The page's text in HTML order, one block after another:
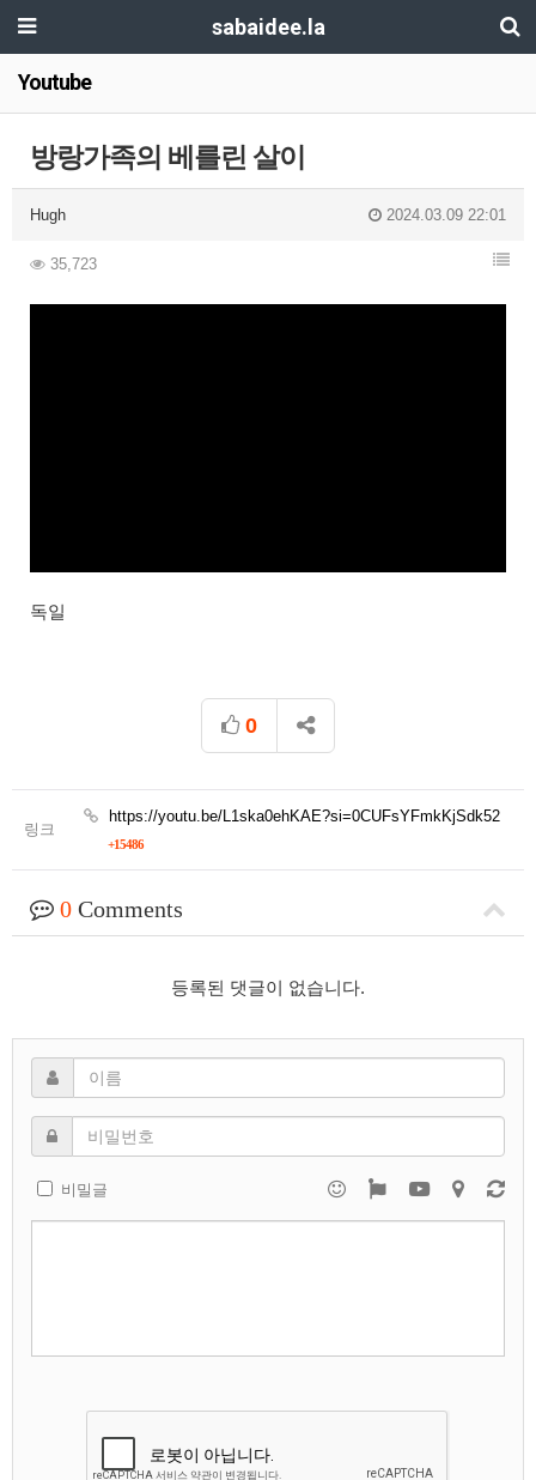
sabaidee.la
Youtube
방랑가족의 베를린 살이
Hugh 2024.03.09 22:01
35,723
독일
0
링크
https://youtu.be/L1ska0ehKAE?si=0CUFsYFmkKjSdk52
+15486
0 Comments
등록된 댓글이 없습니다.
비밀글